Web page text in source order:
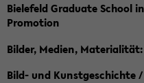
Bielefeld Graduate School
Promotion
Bilder, Medien,
Bild- und Kunstgeschichte /